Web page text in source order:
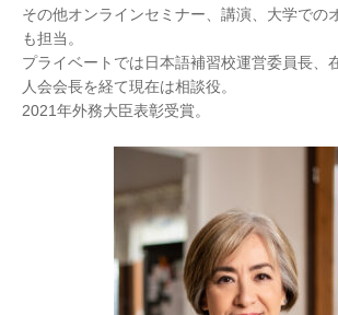
その他オンラインセミナー、講演、大学での
も担当。
プライベートでは日本語補習校運営委員長、
人会会長を経て現在は相談役。
2021年外務大臣表彰受賞。